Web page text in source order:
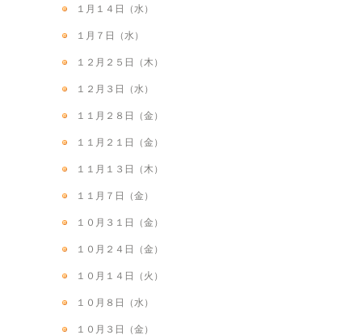
１月１４日（水）
１月７日（水）
１２月２５日（木）
１２月３日（水）
１１月２８日（金）
１１月２１日（金）
１１月１３日（木）
１１月７日（金）
１０月３１日（金）
１０月２４日（金）
１０月１４日（火）
１０月８日（水）
１０月３日（金）